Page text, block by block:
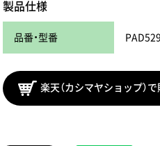
製品仕様
品番・型番
楽天（カシマヤショップ）で